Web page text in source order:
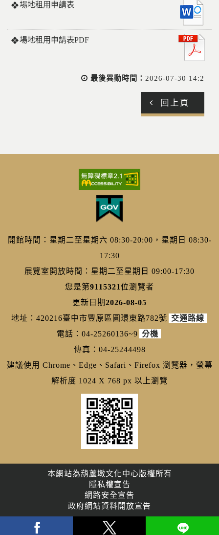
場地租用申請表
場地租用申請表PDF
最後異動時間： 2026-07-30 14:2
回上頁
開館時間：星期二至星期六 08:30-20:00，星期日 08:30-
17:30
展覽室開放時間：星期二至星期日 09:00-17:30
您是第9115321位瀏覽者
更新日期2026-08-05
地址：420216臺中市豐原區圓環東路782號 交通路線
電話：04-25260136~9 分機
傳真：04-25244498
建議使用 Chrome、Edge、Safari、Firefox 瀏覽器，螢幕
解析度 1024 X 768 px 以上瀏覽
本網站為葫蘆墩文化中心版權所有
隱私權宣告
網路安全宣告
政府網站資料開放宣告